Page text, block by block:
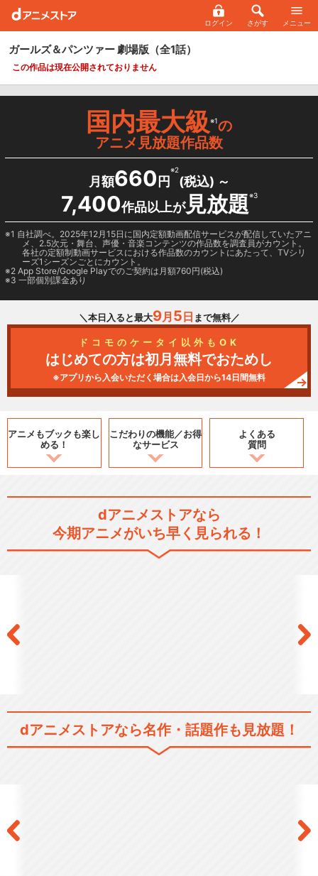
ログイン さがす メニュー
ガールズ＆パンツァー 劇場版 （全1話）
この作品は現在公開されておりません
国内最大級※1の
アニメ見放題作品数
月額660 円
※2
(税込) ～
7,400作品以上が見放題※3
1 自社調べ。2025年12月15日に国内定額動画配信サービスが配信していたアニ
メ、2.5次元・舞台、声優・音楽コンテンツの作品数を調査員がカウント。
各社の定額制動画サービスにおける作品数のカウントにあたって、TVシリ
ーズ1シーズンごとにカウント。
2 App Store/Google Playでのご契約は月額760円(税込)
3 一部個別課金あり
＼本日入ると最大9月 5 日 まで無料／
ドコモのケータイ以外もOK
はじめての方は初月無料でおためし
※アプリから入会いただく場合は入会日から14日間無料
アニメもブックも楽し
める！
こだわりの機能／お得
なサービス
よくある
質問
dアニメストアなら
今期アニメがいち早く見られる！
dアニメストアなら名作・話題作も見放題！